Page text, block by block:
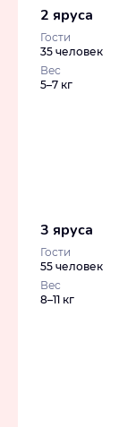
2 яруса
Гости
35 человек
Вес
5–7 кг
3 яруса
Гости
55 человек
Вес
8–11 кг